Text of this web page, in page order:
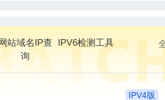
站域名IP查
询
IPV6检测工具
IPV4版